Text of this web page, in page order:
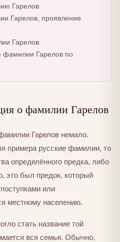
Гарелов
Гарелов, проявление
Гарелов
фамилии Гарелов по
о фамилии Гарелов
Гарелов немало.
примера русские фамилии, то
определённого предка, либо
это был предок, который
или
местному населению.
стать название той
вся семья. Обычно,